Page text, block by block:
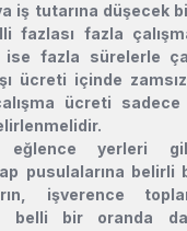
iş tutarına düşecek
fazlası fazla
ise fazla sürelerle
ücreti içinde
ücreti
yerleri
pusulalarına belirli
işverence
belli bir oranda